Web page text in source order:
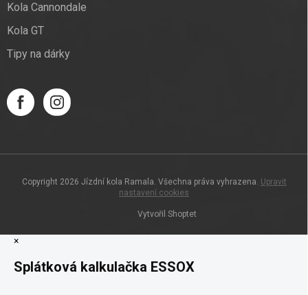
Kola Cannondale
Kola GT
Tipy na dárky
Vytvořil Shoptet
Copyright 2026 Jízdní kola Ramala. Všechna práva vyhrazena. Upravit
nastavení cookies
×
Splátková kalkulačka ESSOX